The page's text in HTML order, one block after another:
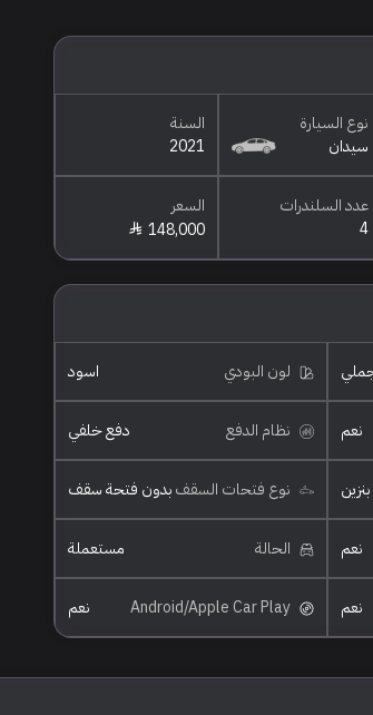
نوع السيارة
سيدان
السنة
2021
عدد السلندرات
4
السعر
148,000
لون البودي اسود
نعم نظام الدفع دفع خلفي
بنزين نوع فتحات السقفبدون فتحة سقف
نعم الحالة مستعملة
نعم نعم